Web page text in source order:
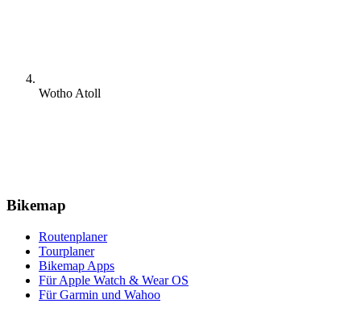
Wotho Atoll
Bikemap
Routenplaner
Tourplaner
Bikemap Apps
Für Apple Watch & Wear OS
Für Garmin und Wahoo